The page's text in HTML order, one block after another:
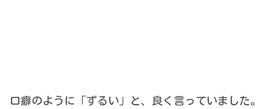
口癖のように「ずるい」と、良く言っていました。